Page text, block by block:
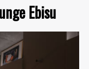
Ebisu